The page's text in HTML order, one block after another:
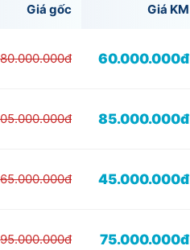
Giá gốc Giá KM
80.000.000đ 60.000.000đ
85.000.000đ
65.000.000đ 45.000.000đ
95.000.000đ 75.000.000đ